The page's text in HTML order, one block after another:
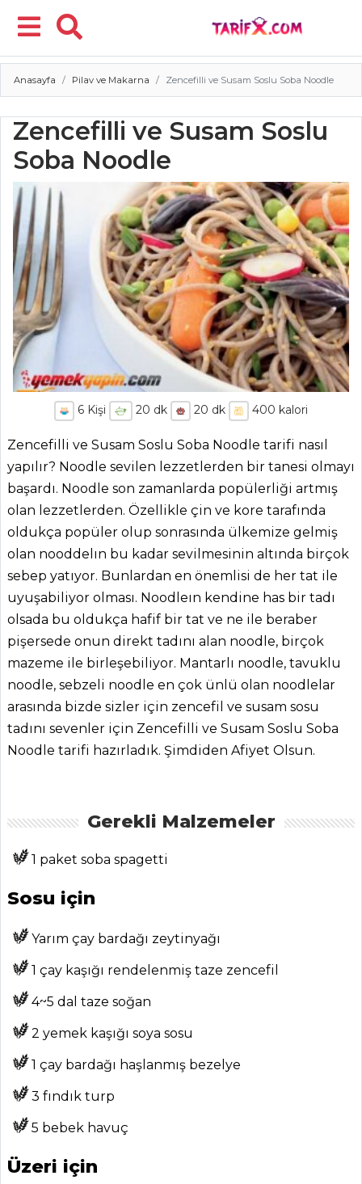
Menü
BLOG
Medya
Aktüel
ŞEFİN TARİFLERİ
MENÜLER
Tüm
Kategoriler
MAKARNA
Anasayfa Pilav ve Makarna Zencefilli ve Susam Soslu Soba Noodle
Zencefilli ve Susam Soslu
Soba Noodle
6Kişi 20 dk 20 dk 400 kalori
Zencefilli ve Susam Soslu Soba Noodle tarifi nasıl
yapılır? Noodle sevilen lezzetlerden bir tanesi olmayı
başardı. Noodle son zamanlarda popülerliği artmış
olan lezzetlerden. Özellikle çin ve kore tarafında
oldukça popüler olup sonrasında ülkemize gelmiş
olan nooddelın bu kadar sevilmesinin altında birçok
sebep yatıyor. Bunlardan en önemlisi de her tat ile
uyuşabiliyor olması. Noodleın kendine has bir tadı
olsada bu oldukça hafif bir tat ve ne ile beraber
pişersede onun direkt tadını alan noodle, birçok
mazeme ile birleşebiliyor. Mantarlı noodle, tavuklu
noodle, sebzeli noodle en çok ünlü olan noodlelar
arasında bizde sizler için zencefil ve susam sosu
tadını sevenler için Zencefilli ve Susam Soslu Soba
Noodle tarifi hazırladık. Şimdiden Afiyet Olsun.
Gerekli Malzemeler
1 paket soba spagetti
Sosu için
Yarım çay bardağı zeytinyağı
1 çay kaşığı rendelenmiş taze zencefil
4~5 dal taze soğan
2 yemek kaşığı soya sosu
1 çay bardağı haşlanmış bezelye
3 fındık turp
5 bebek havuç
Üzeri için